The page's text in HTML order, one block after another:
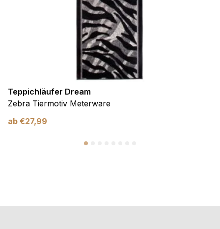
Teppichläufer Dream
Zebra Tiermotiv Meterware
ab €27,99